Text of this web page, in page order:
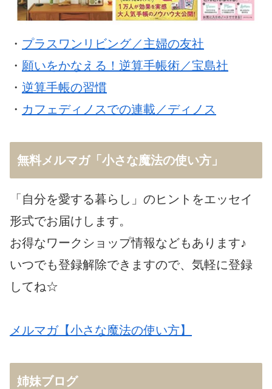
・ プラスワンリビング／主婦の友社
・ 願いをかなえる！逆算手帳術／宝島社
・ 逆算手帳の習慣
・ カフェディノスでの連載／ディノス
無料メルマガ「小さな魔法の使い方」
「自分を愛する暮らし」のヒントをエッセイ
形式でお届けします。
お得なワークショップ情報などもあります♪
いつでも登録解除できますので、気軽に登録
してね☆
メルマガ【小さな魔法の使い方】
姉妹ブログ